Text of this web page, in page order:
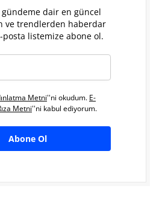
gündeme dair en güncel
ve trendlerden haberdar
listemize abone ol.
Metni''ni okudum. E-
Metni''ni kabul ediyorum.
Abone Ol